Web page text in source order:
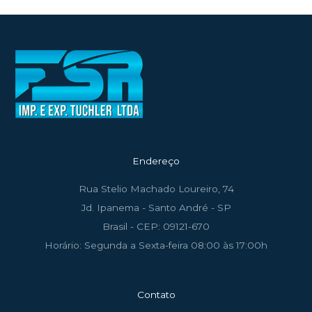
Endereço
Rua Stelio Machado Loureiro, 74
Jd. Ipanema - Santo André - SP
Brasil - CEP: 09121-670
Horário: Segunda a Sexta-feira 08:00 às 17:00h
Contato